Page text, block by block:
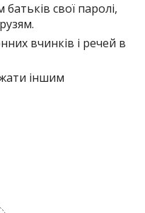
свої паролі,
вчинків і речей в
іншим